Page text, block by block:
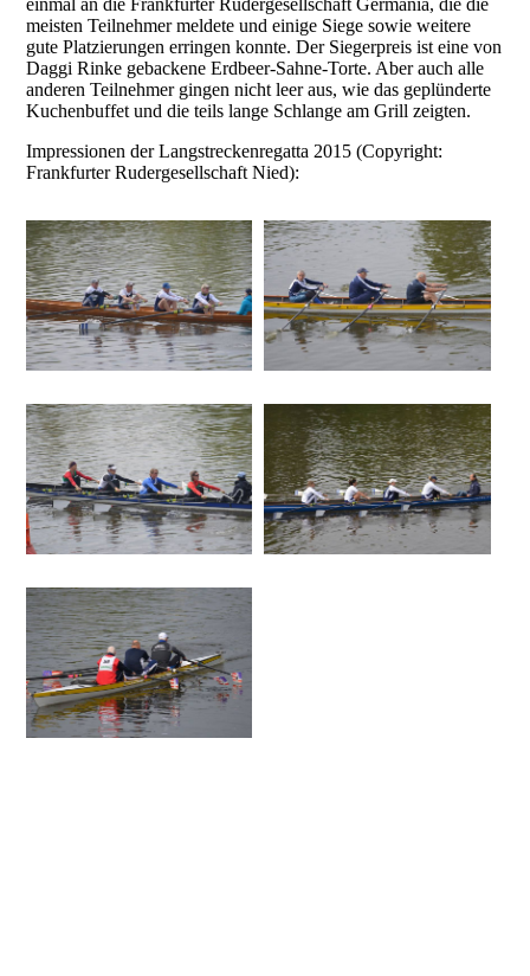
einmal an die Frankfurter Rudergesellschaft Germania, die die
meisten Teilnehmer meldete und einige Siege sowie weitere
gute Platzierungen erringen konnte. Der Siegerpreis ist eine von
Daggi Rinke gebackene Erdbeer-Sahne-Torte. Aber auch alle
anderen Teilnehmer gingen nicht leer aus, wie das geplünderte
Kuchenbuffet und die teils lange Schlange am Grill zeigten.
Impressionen der Langstreckenregatta 2015 (Copyright:
Frankfurter Rudergesellschaft Nied):